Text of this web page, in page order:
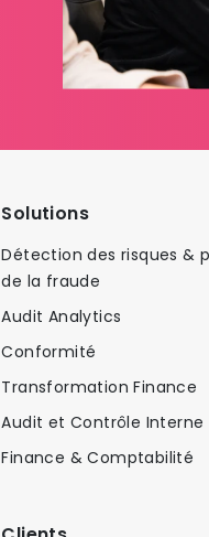
Solutions
Détection des risques &
de la fraude
Audit Analytics
Conformité
Transformation Finance
Audit et Contrôle Interne
Finance & Comptabilité